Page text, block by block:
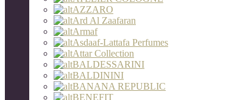
AZZARO
Ard Al Zaafaran
Armaf
Asdaaf-Lattafa Perfumes
Attar Collection
BALDESSARINI
BALDININI
BANANA REPUBLIC
BENEFIT